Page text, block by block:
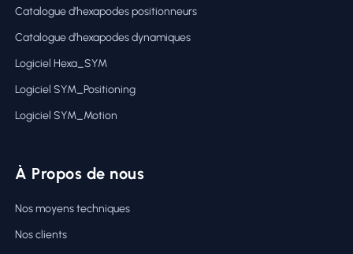
Catalogue d’hexapodes positionneurs
Catalogue d’hexapodes dynamiques
Logiciel Hexa_SYM
Logiciel SYM_Positioning
Logiciel SYM_Motion
À Propos de nous
Nos moyens techniques
Nos clients